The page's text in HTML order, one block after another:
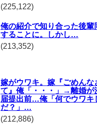
(225,122)
俺の紹介で知り合った後輩
することに。しかし…
(213,352)
嫁がウワキ。嫁『ごめんな
て』俺「・・・」→離婚
届提出前…俺「何でウワキ
だ？」…
(212,886)